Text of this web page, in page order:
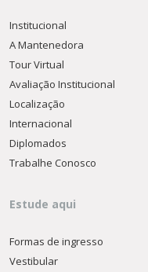
Institucional
A Mantenedora
Tour Virtual
Avaliação Institucional
Localização
Internacional
Diplomados
Trabalhe Conosco
Estude aqui
Formas de ingresso
Vestibular